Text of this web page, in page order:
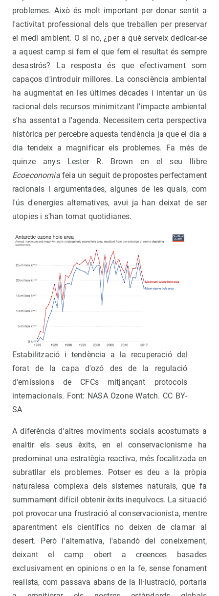
problemes. Això és molt important per donar sentit a
l'activitat professional dels que treballen per preservar
el medi ambient. O si no, ¿per a què serveix dedicar-se
a aquest camp si fem el que fem el resultat és sempre
desastrós? La resposta és que efectivament som
capaços d'introduir millores. La consciència ambiental
ha augmentat en les últimes dècades i intentar un ús
racional dels recursos minimitzant l'impacte ambiental
s'ha assentat a l'agenda. Necessitem certa perspectiva
històrica per percebre aquesta tendència ja que el dia a
dia tendeix a magnificar els problemes. Fa més de
quinze anys Lester R. Brown en el seu llibre
Ecoeconomiafeia un seguit de propostes perfectament
racionals i argumentades, algunes de les quals, com
l'ús d'energies alternatives, avui ja han deixat de ser
utopies i s'han tornat quotidianes.
Estabilització i tendència a la recuperació del
forat de la capa d'ozó des de la regulació
d'emissions de CFCs mitjançant protocols
internacionals. Font: NASA Ozone Watch. CC BY-
SA
A diferència d'altres moviments socials acostumats a
enaltir els seus èxits, en el conservacionisme ha
predominat una estratègia reactiva, més focalitzada en
subratllar els problemes. Potser es deu a la pròpia
naturalesa complexa dels sistemes naturals, que fa
summament difícil obtenir èxits inequívocs. La situació
pot provocar una frustració al conservacionista, mentre
aparentment els científics no deixen de clamar al
desert. Però l'alternativa, l'abandó del coneixement,
deixant el camp obert a creences basades
exclusivament en opinions o en la fe, sense fonament
realista, com passava abans de la Il·lustració, portaria